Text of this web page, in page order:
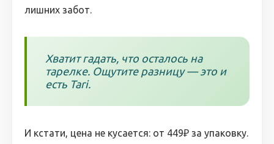
лишних забот.
Хватит гадать, что осталось на
тарелке. Ощутите разницу — это и
есть Tari.
И кстати, цена не кусается: от 449₽ за упаковку.